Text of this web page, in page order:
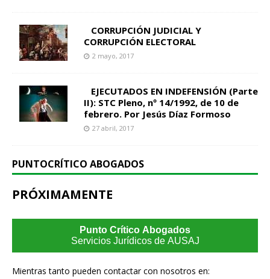
CORRUPCIÓN JUDICIAL Y
CORRUPCIÓN ELECTORAL
2 mayo, 2017
EJECUTADOS EN INDEFENSIÓN (Parte
II): STC Pleno, nº 14/1992, de 10 de
febrero. Por Jesús Díaz Formoso
27 abril, 2017
PUNTOCRÍTICO ABOGADOS
PRÓXIMAMENTE
Punto Crítico Abogados
Servicios Jurídicos de AUSAJ
Mientras tanto pueden contactar con nosotros en: